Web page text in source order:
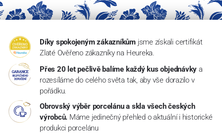
Díky spokojeným zákazníkům jsme získali certifikát
Zlaté Ověřeno zákazníky na Heureka.
Přes 20 let pečlivě balíme každý kus objednávky a
rozesíláme do celého světa tak, aby vše dorazilo v
pořádku.
Obrovský výběr porcelánu a skla všech českých
výrobců. Máme jedinečný přehled o aktuální i historické
produkci porcelánu